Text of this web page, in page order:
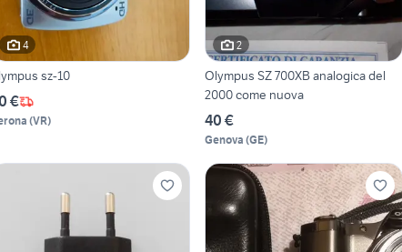
4
sz-10
€
(VR)
2
Olympus SZ 700XB analogica del
2000 come nuova
40 €
Genova (GE)